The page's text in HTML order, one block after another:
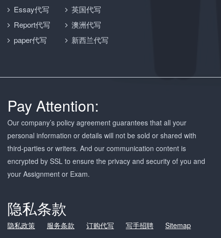
Essay代写
Report代写
paper代写
英国代写
澳洲代写
新西兰代写
Pay Attention:
Our company’s policy agreement guarantees that all your
personal information or details will not be sold or shared with
third-parties or writers. And our communication content is
encrypted by SSL to ensure the privacy and security of you and
your Assignment or Exam.
隐私条款
隐私政策 服务条款 订购代写 写手招聘 Sitemap